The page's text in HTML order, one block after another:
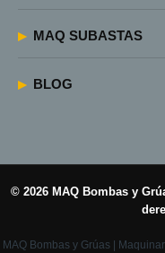
MAQ SUBASTAS
BLOG
© 2026 MAQ Bombas y
MAQ Bombas y Grúas |